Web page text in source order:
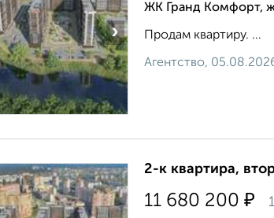
›
ЖК Гранд Комфорт,
Продам квартиру. ...
Агентство,
2-к квартира,
11 680 200 ₽